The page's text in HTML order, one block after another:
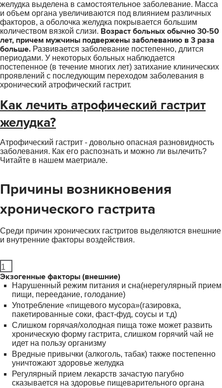
желудка выделена в самостоятельное заболевание. Масса
и объем органа увеличиваются под влиянием различных
факторов, а оболочка желудка покрывается большим
количеством вязкой слизи. Возраст больных обычно 30-50
лет, причем мужчины подвержены заболеванию в 3 раза
больше. Развивается заболевание постепенно, длится
периодами. У некоторых больных наблюдается
постепенное (в течение многих лет) затихание клинических
проявлений с последующим переходом заболевания в
хронический атрофический гастрит.
Как лечить атрофический гастрит
желудка?
Атрофический гастрит - довольно опасная разновидность
заболевания. Как его распознать и можно ли вылечить?
Читайте в нашем маетриале.
Причины возникновения
хронического гастрита
Среди причин хронических гастритов выделяются внешние
и внутренние факторы воздействия.
1
Экзогенные факторы (внешние)
Нарушенный режим питания и сна(нерегулярный прием
пищи, переедание, голодание)
Употребление «пищевого мусора»(газировка,
пакетированные соки, фаст-фуд, соусы и т.д)
Слишком горячая/холодная пища тоже может развить
хроническую форму гастрита, слишком горячий чай не
идет на пользу организму
Вредные привычки (алкоголь, табак) также постепенно
уничтожают здоровье желудка
Регулярный прием лекарств зачастую пагубно
сказывается на здоровье пищеварительного органа